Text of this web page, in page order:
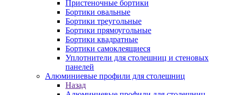
Пристеночные бортики
Бортики овальные
Бортики треугольные
Бортики прямоугольные
Бортики квадратные
Бортики самоклеящиеся
Уплотнители для столешниц и стеновых
панелей
Алюминиевые профили для столешниц
Назад